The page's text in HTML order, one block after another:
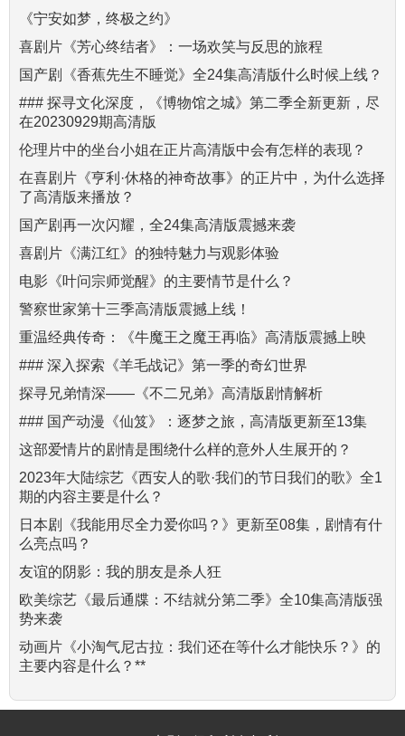
《宁安如梦，终极之约》
喜剧片《芳心终结者》：一场欢笑与反思的旅程
国产剧《香蕉先生不睡觉》全24集高清版什么时候上线？
### 探寻文化深度，《博物馆之城》第二季全新更新，尽
在20230929期高清版
伦理片中的坐台小姐在正片高清版中会有怎样的表现？
在喜剧片《亨利·休格的神奇故事》的正片中，为什么选择
了高清版来播放？
国产剧再一次闪耀，全24集高清版震撼来袭
喜剧片《满江红》的独特魅力与观影体验
电影《叶问宗师觉醒》的主要情节是什么？
警察世家第十三季高清版震撼上线！
重温经典传奇：《牛魔王之魔王再临》高清版震撼上映
### 深入探索《羊毛战记》第一季的奇幻世界
探寻兄弟情深——《不二兄弟》高清版剧情解析
### 国产动漫《仙笈》：逐梦之旅，高清版更新至13集
这部爱情片的剧情是围绕什么样的意外人生展开的？
2023年大陆综艺《西安人的歌·我们的节日我们的歌》全1
期的内容主要是什么？
日本剧《我能用尽全力爱你吗？》更新至08集，剧情有什
么亮点吗？
友谊的阴影：我的朋友是杀人狂
欧美综艺《最后通牒：不结就分第二季》全10集高清版强
势来袭
动画片《小淘气尼古拉：我们还在等什么才能快乐？》的
主要内容是什么？**